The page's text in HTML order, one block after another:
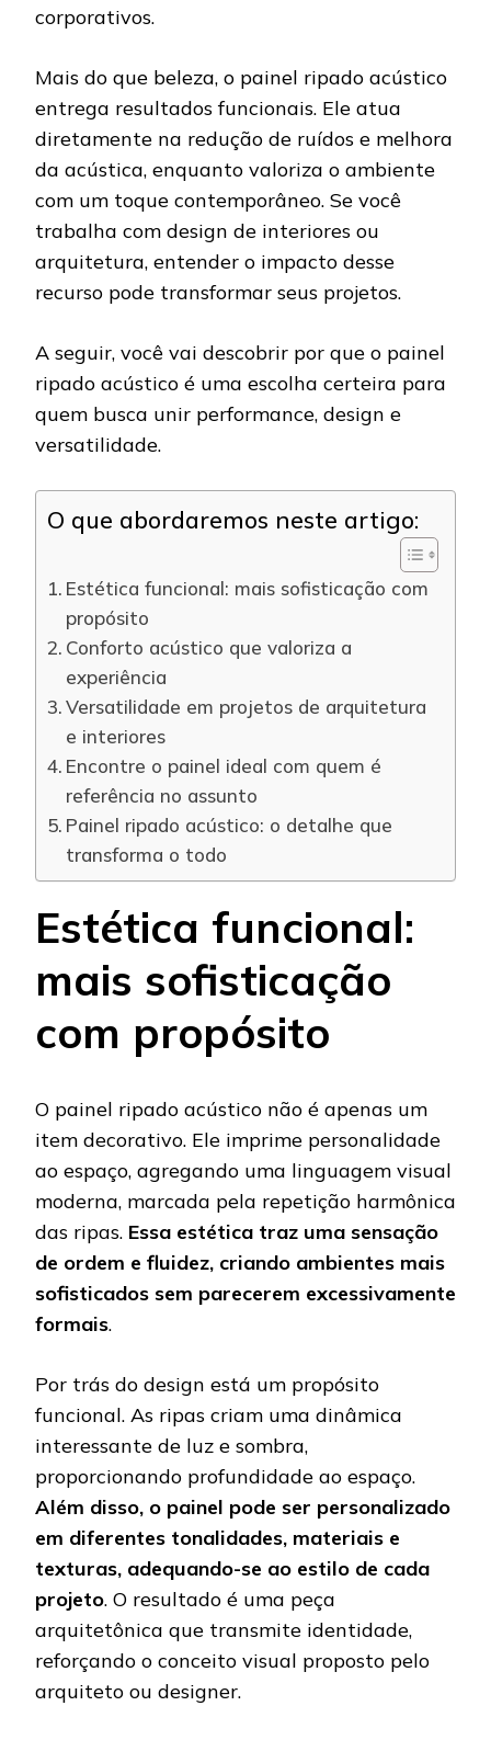
corporativos.
Mais do que beleza, o painel ripado acústico
entrega resultados funcionais. Ele atua
diretamente na redução de ruídos e melhora
da acústica, enquanto valoriza o ambiente
com um toque contemporâneo. Se você
trabalha com design de interiores ou
arquitetura, entender o impacto desse
recurso pode transformar seus projetos.
A seguir, você vai descobrir por que o painel
ripado acústico é uma escolha certeira para
quem busca unir performance, design e
versatilidade.
O que abordaremos neste artigo:
Estética funcional: mais sofisticação com
propósito
Conforto acústico que valoriza a
experiência
Versatilidade em projetos de arquitetura
e interiores
Encontre o painel ideal com quem é
referência no assunto
Painel ripado acústico: o detalhe que
transforma o todo
Estética funcional:
mais sofisticação
com propósito
O painel ripado acústico não é apenas um
item decorativo. Ele imprime personalidade
ao espaço, agregando uma linguagem visual
moderna, marcada pela repetição harmônica
das ripas. Essa estética traz uma sensação
de ordem e fluidez, criando ambientes mais
sofisticados sem parecerem excessivamente
formais.
Por trás do design está um propósito
funcional. As ripas criam uma dinâmica
interessante de luz e sombra,
proporcionando profundidade ao espaço.
Além disso, o painel pode ser personalizado
em diferentes tonalidades, materiais e
texturas, adequando-se ao estilo de cada
projeto. O resultado é uma peça
arquitetônica que transmite identidade,
reforçando o conceito visual proposto pelo
arquiteto ou designer.